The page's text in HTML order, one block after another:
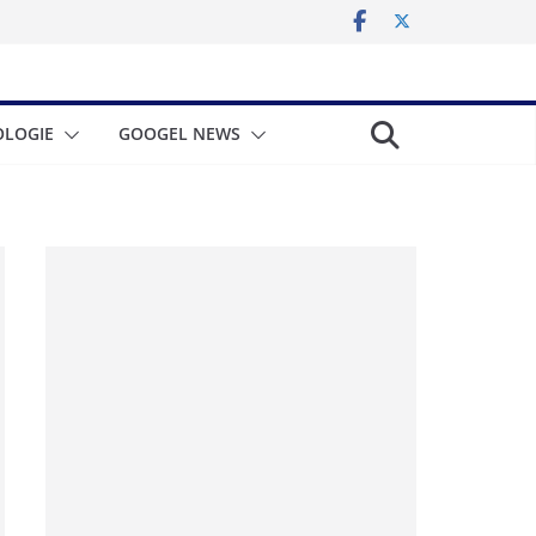
GOOGEL NEWS